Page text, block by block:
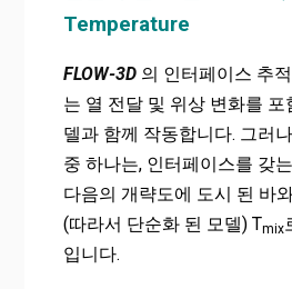
Temperature
FLOW-3D 의 인터페이스 추
는 열 전달 및 위상 변화를 포
델과 함께 작동합니다. 그러
중 하나는, 인터페이스를 갖
다음의 개략도에 도시 된 바
(따라서 단순화 된 모델) Tmix
입니다.